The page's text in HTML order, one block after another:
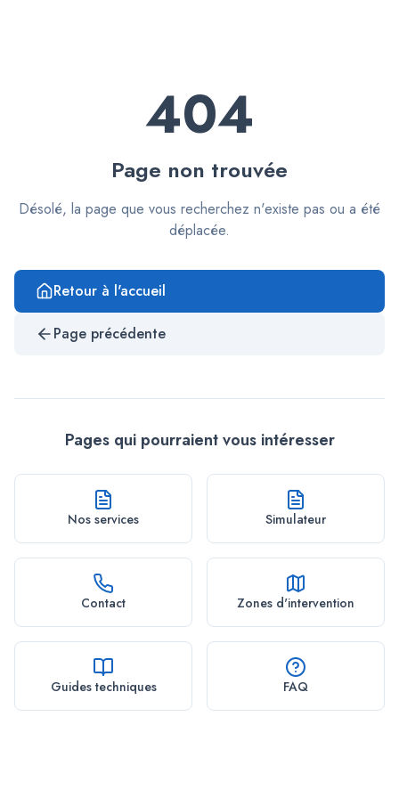
404
Page non trouvée
Désolé, la page que vous recherchez n'existe pas ou a été
déplacée.
Retour à l'accueil
Page précédente
Pages qui pourraient vous intéresser
Nos services Simulateur
Contact Zones d'intervention
Guides techniques FAQ